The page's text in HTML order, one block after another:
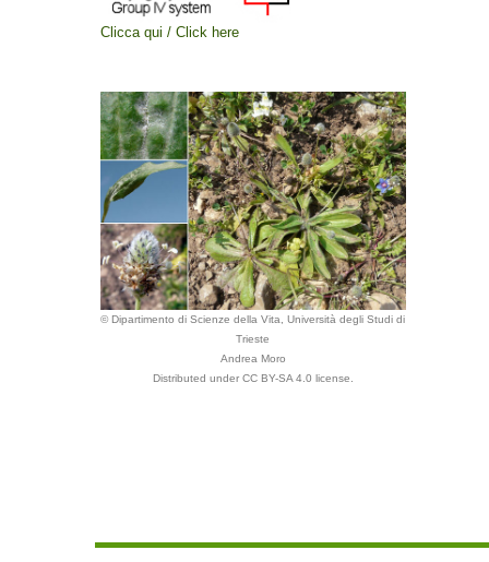
Clicca qui / Click here
© Dipartimento di Scienze della Vita, Università degli Studi di
Trieste
Andrea Moro
Distributed under CC BY-SA 4.0 license.